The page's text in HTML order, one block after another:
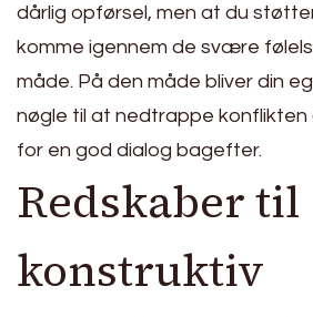
dårlig opførsel, men at du
komme igennem de svære
måde. På den måde bliver din
nøgle til at nedtrappe konflikten
for en god dialog bagefter.
Redskaber til
konstruktiv